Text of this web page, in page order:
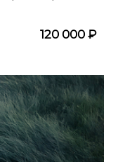
120 000 ₽